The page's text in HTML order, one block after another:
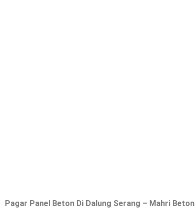
Pagar Panel Beton Di Dalung Serang – Mahri Beton